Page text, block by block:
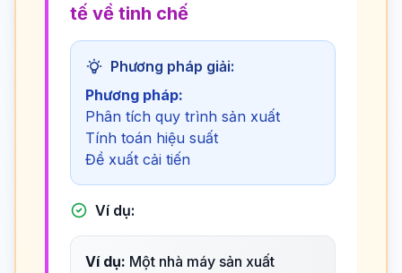
tế về tinh chế
Phương pháp giải:
Phương pháp:
Phân tích quy trình sản xuất
Tính toán hiệu suất
Đề xuất cải tiến
Ví dụ:
Ví dụ: Một nhà máy sản xuất